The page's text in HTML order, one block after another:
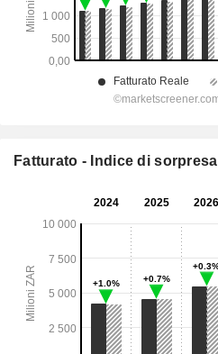
Fatturato - Indice di sorpresa